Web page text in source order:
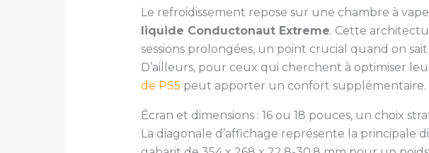
Le refroidissement repose sur une chambre à
liquide Conductonaut Extreme. Cette
sessions prolongées, un point crucial quand on
D’ailleurs, pour ceux qui cherchent à optimiser
de PS5 peut apporter un confort supplémentaire.
Écran et dimensions : 16 ou 18 pouces, un choix
La diagonale d’affichage représente la principale